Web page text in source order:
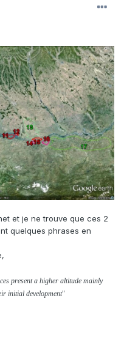
et je ne trouve que ces 2
quelques phrases en
present a higher altitude mainly
initial development"